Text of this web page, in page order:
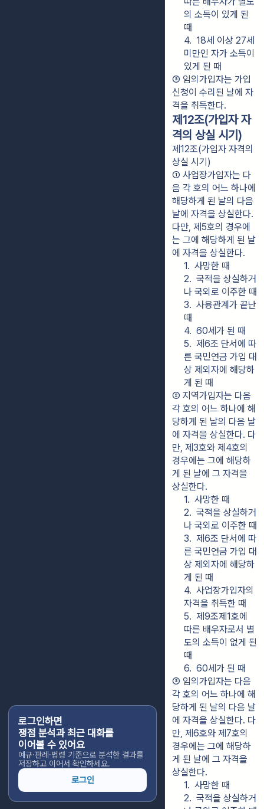
로그인하면
쟁점 분석과 최근 대화를
이어볼 수 있어요
예규·판례·법령 기준으로 분석한 결과를
저장하고 이어서 확인하세요.
로그인
의 소득이 있게 된
때
4.  18세 이상 27세
미만인 자가 소득이
있게 된 때
③ 임의가입자는 가입
신청이 수리된 날에 자
격을 취득한다.
제12조(가입자 자
격의 상실 시기)
제12조(가입자 자격의
상실 시기)
① 사업장가입자는 다
음 각 호의 어느 하나에
해당하게 된 날의 다음
날에 자격을 상실한다.
다만, 제5호의 경우에
는 그에 해당하게 된 날
에 자격을 상실한다.
1.  사망한 때
2.  국적을 상실하거
나 국외로 이주한 때
3.  사용관계가 끝난
때
4.  60세가 된 때
5.  제6조 단서에 따
른 국민연금 가입 대
상 제외자에 해당하
게 된 때
② 지역가입자는 다음
각 호의 어느 하나에 해
당하게 된 날의 다음 날
에 자격을 상실한다. 다
만, 제3호와 제4호의
경우에는 그에 해당하
게 된 날에 그 자격을
상실한다.
1.  사망한 때
2.  국적을 상실하거
나 국외로 이주한 때
3.  제6조 단서에 따
른 국민연금 가입 대
상 제외자에 해당하
게 된 때
4.  사업장가입자의
자격을 취득한 때
5.  제9조제1호에
따른 배우자로서 별
도의 소득이 없게 된
때
6.  60세가 된 때
③ 임의가입자는 다음
각 호의 어느 하나에 해
당하게 된 날의 다음 날
에 자격을 상실한다. 다
만, 제6호와 제7호의
경우에는 그에 해당하
게 된 날에 그 자격을
상실한다.
1.  사망한 때
2.  국적을 상실하거